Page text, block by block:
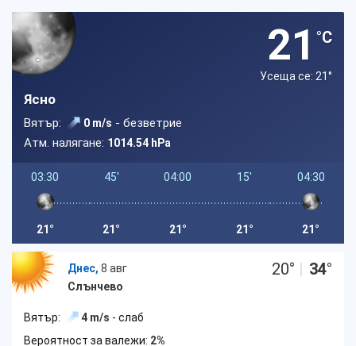
21 °C
Усеща се: 21°
Ясно
Вятър: 0 m/s - безветрие
Атм. налягане: 1014.54 hPa
03:30
21°
45'
21°
04:00
21°
15'
21°
04:30
21°
Днес, 8 авг
Слънчево
20° | 34°
Вятър: 4 m/s - слаб
Вероятност за валежи: 2%